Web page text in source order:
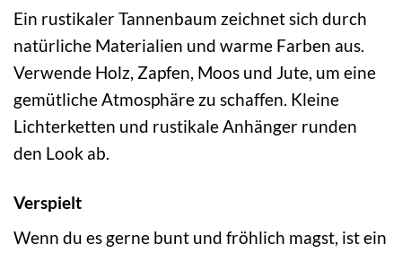
Ein rustikaler Tannenbaum zeichnet sich durch
natürliche Materialien und warme Farben aus.
Verwende Holz, Zapfen, Moos und Jute, um eine
gemütliche Atmosphäre zu schaffen. Kleine
Lichterketten und rustikale Anhänger runden
den Look ab.
Verspielt
Wenn du es gerne bunt und fröhlich magst, ist ein